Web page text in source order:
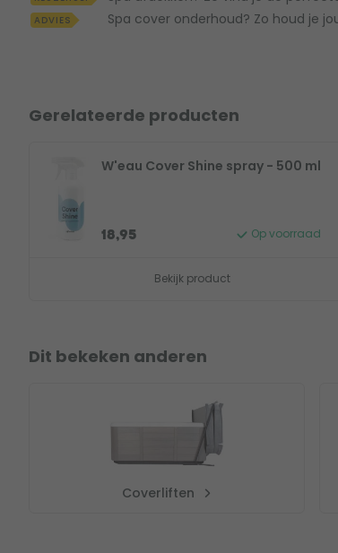
ADVIES Spa cover onderhoud? Zo houd je
Gerelateerde producten
W'eau Cover Shine spray - 500 ml
18,95 Op voorraad
Bekijk product
Dit bekeken anderen
Coverliften